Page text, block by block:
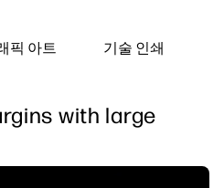
의
기
픽 아트 기술 인쇄
with large